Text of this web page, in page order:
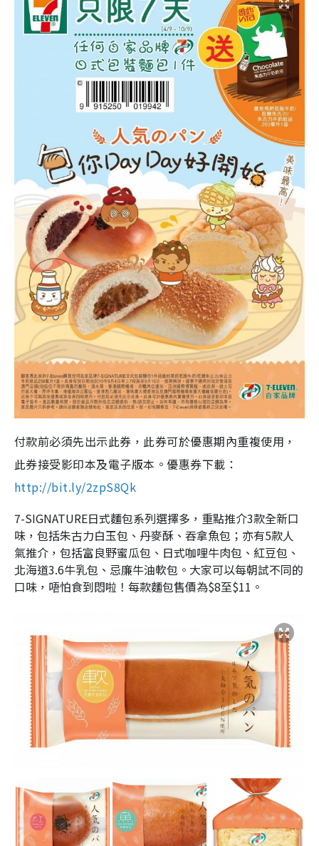
付款前必須先出示此券，此券可於優惠期內重複使用，
此券接受影印本及電子版本。 優惠券下載：
http://bit.ly/2zpS8Qk
7-SIGNATURE日式麵包系列選擇多，重點推介3款全新口
味，包括朱古力白玉包、丹麥酥、吞拿魚包；亦有5款人
氣推介，包括富良野蜜瓜包、日式咖哩牛肉包、紅豆包、
北海道3.6牛乳包、忌廉牛油軟包。大家可以每朝試不同的
口味，唔怕食到悶啦！每款麵包售價為$8至$11。